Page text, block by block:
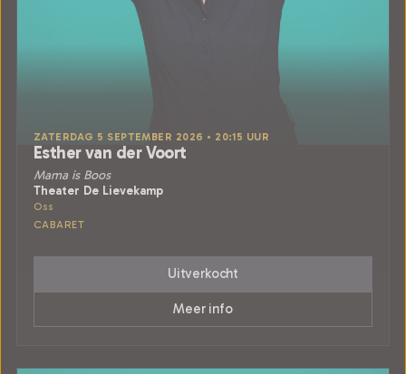
ZATERDAG 5 SEPTEMBER 2026 • 20:15 UUR
Esther van der Voort
Mama is Boos
Theater De Lievekamp
Oss
CABARET
Uitverkocht
Meer info